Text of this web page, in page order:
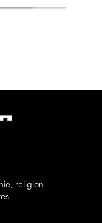
religion